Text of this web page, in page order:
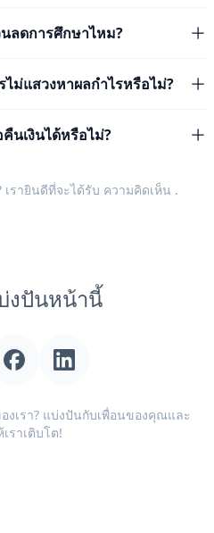
ลดการศึกษาไหม?
ม่แสวงหาผลกำไรหรือไม่?
นเงินได้หรือไม่?
เรายินดีที่จะได้รับ ความคิดเห็น .
งปันหน้านี้
งเรา? แบ่งปันกับเพื่อนของคุณและ
ราเติบโต!